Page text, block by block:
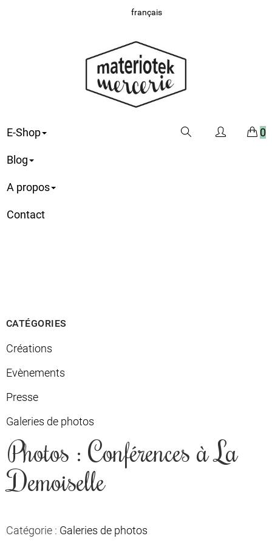
français
E-Shop
Blog
A propos
Contact
0
CATÉGORIES
Créations
Evènements
Presse
Galeries de photos
Photos : Conférences à La
Demoiselle
Catégorie : Galeries de photos